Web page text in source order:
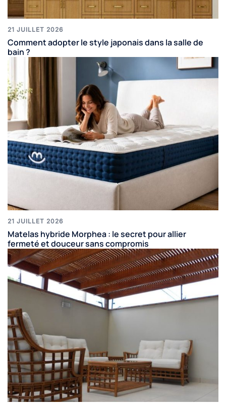
21 JUILLET 2026
Comment adopter le style japonais dans la salle de
bain ?
21 JUILLET 2026
Matelas hybride Morphea : le secret pour allier
fermeté et douceur sans compromis